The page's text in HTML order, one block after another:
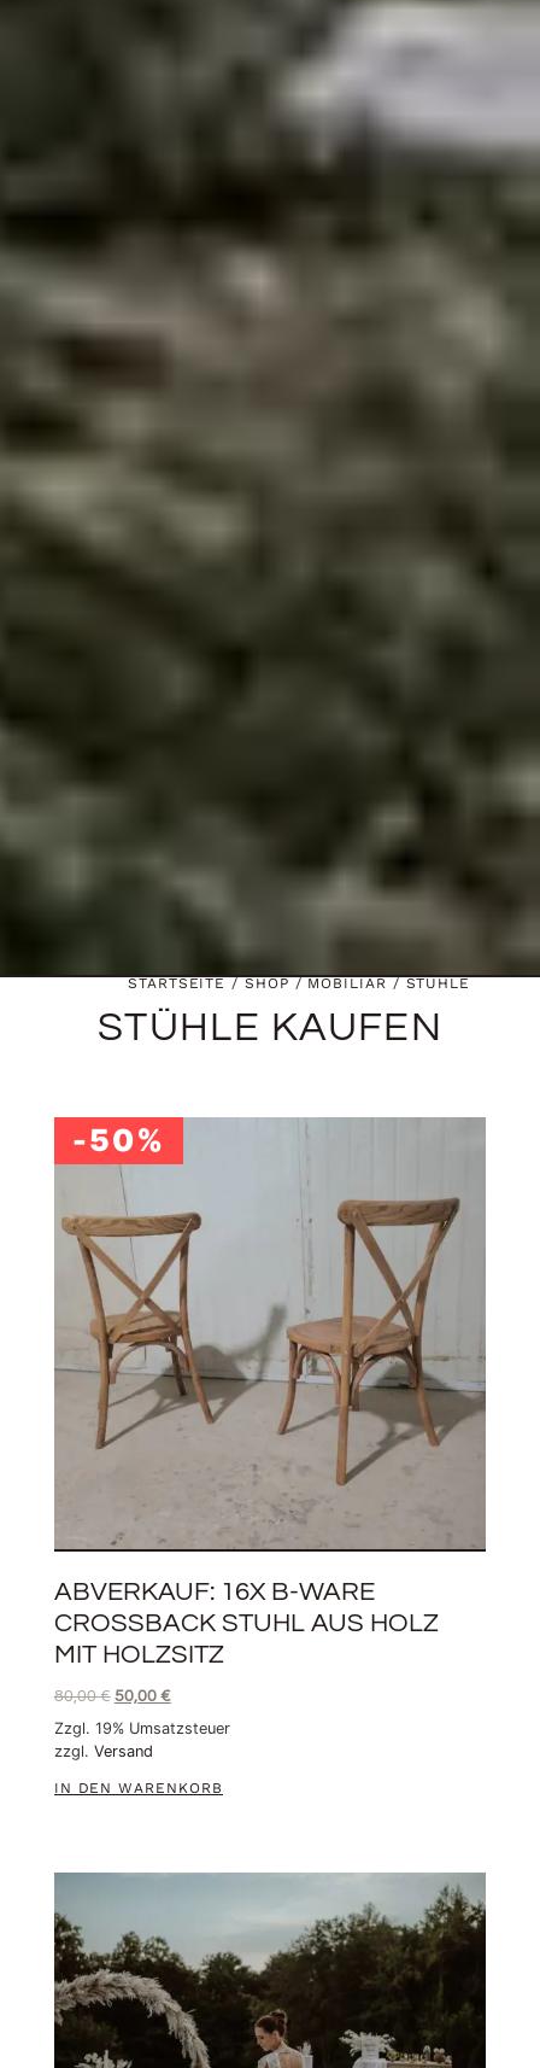
STARTSEITE / SHOP / MOBILIAR / STÜHLE
STÜHLE KAUFEN
-50%
ABVERKAUF: 16X B-WARE
CROSSBACK STUHL AUS HOLZ
MIT HOLZSITZ
80,00€ 50,00 €
Zzgl. 19% Umsatzsteuer
zzgl. Versand
IN DEN WARENKORB